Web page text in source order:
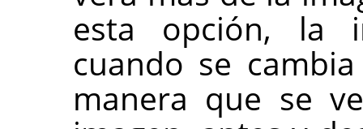
esta opción, la
cuando se
manera que se